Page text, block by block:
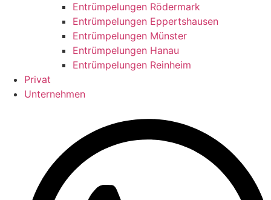
Entrümpelungen Rödermark
Entrümpelungen Eppertshausen
Entrümpelungen Münster
Entrümpelungen Hanau
Entrümpelungen Reinheim
Privat
Unternehmen